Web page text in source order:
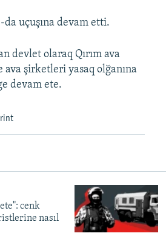
da uçuşına devam etti.
devlet olaraq Qırım ava
ava şirketleri yasaq olğanına
devam ete.
cenk
nasıl